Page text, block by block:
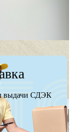
выдачи СДЭК